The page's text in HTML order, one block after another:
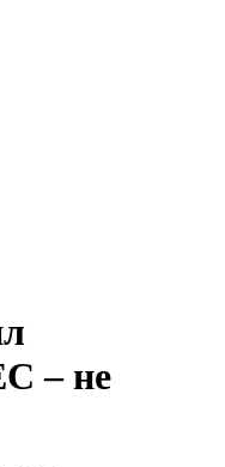
– не